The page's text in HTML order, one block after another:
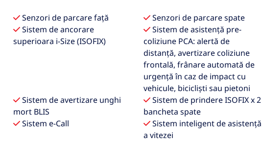
Senzori de parcare față
Senzori de parcare spate
Sistem de ancorare
superioara i-Size (ISOFIX)
Sistem de asistență pre-
coliziune PCA: alertă de
distanță, avertizare coliziune
frontală, frânare automată de
urgență în caz de impact cu
vehicule, bicicliști sau pietoni
Sistem de avertizare unghi
mort BLIS
Sistem de prindere ISOFIX x 2
bancheta spate
Sistem e-Call
Sistem inteligent de asistență
a vitezei